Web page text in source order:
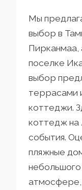
Мы
выбор в
Пирканмаа,
поселке
выбор
террасами
коттеджи.
коттедж на
события.
пляжные